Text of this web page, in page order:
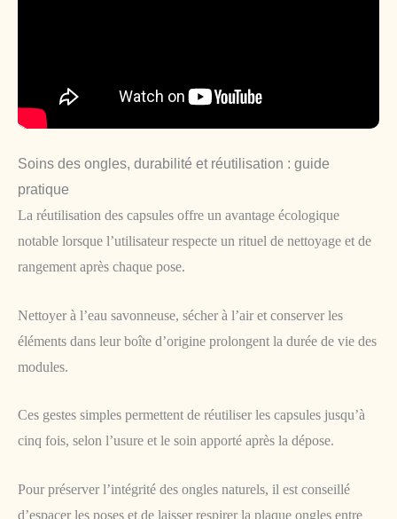
Soins des ongles, durabilité et réutilisation : guide
pratique
La réutilisation des capsules offre un avantage écologique
notable lorsque l’utilisateur respecte un rituel de nettoyage et de
rangement après chaque pose.
Nettoyer à l’eau savonneuse, sécher à l’air et conserver les
éléments dans leur boîte d’origine prolongent la durée de vie des
modules.
Ces gestes simples permettent de réutiliser les capsules jusqu’à
cinq fois, selon l’usure et le soin apporté après la dépose.
Pour préserver l’intégrité des ongles naturels, il est conseillé
d’espacer les poses et de laisser respirer la plaque ongles entre